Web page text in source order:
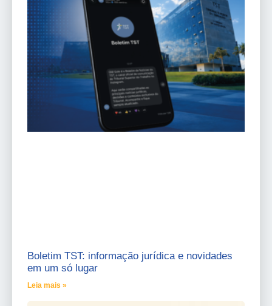
Boletim TST: informação jurídica e novidades
em um só lugar
Leia mais »